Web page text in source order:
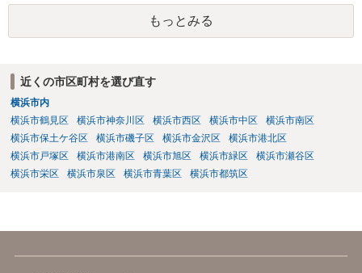
もっとみる
近くの市区町村を選び直す
横浜市内
横浜市鶴見区
横浜市神奈川区 横浜市西区 横浜市中区
横浜市南区
横浜市保土ケ谷区
横浜市磯子区 横浜市金沢区
横浜市港北区
横浜市戸塚区
横浜市港南区 横浜市旭区 横浜市緑区
横浜市瀬谷区
横浜市栄区
横浜市泉区 横浜市青葉区 横浜市都筑区